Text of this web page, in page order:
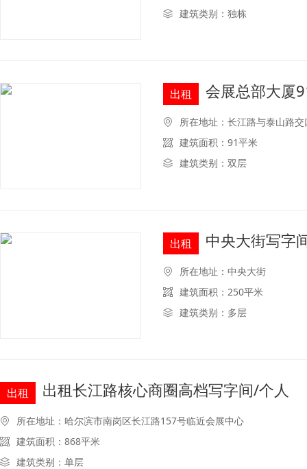
建筑类别：独栋
出租 会展总部大厦
所在地址：长江路与泰山路交
建筑面积：91平米
建筑类别：双层
出租 中央大街写字
所在地址：中央大街
建筑面积：250平米
建筑类别：多层
出租 出租长江路核心商圈高档写字间/个人
所在地址：哈尔滨市南岗区长江路157号临近会展中心
建筑面积：868平米
建筑类别：单层